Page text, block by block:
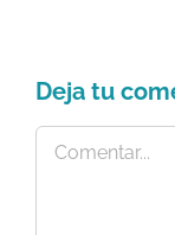
Deja tu